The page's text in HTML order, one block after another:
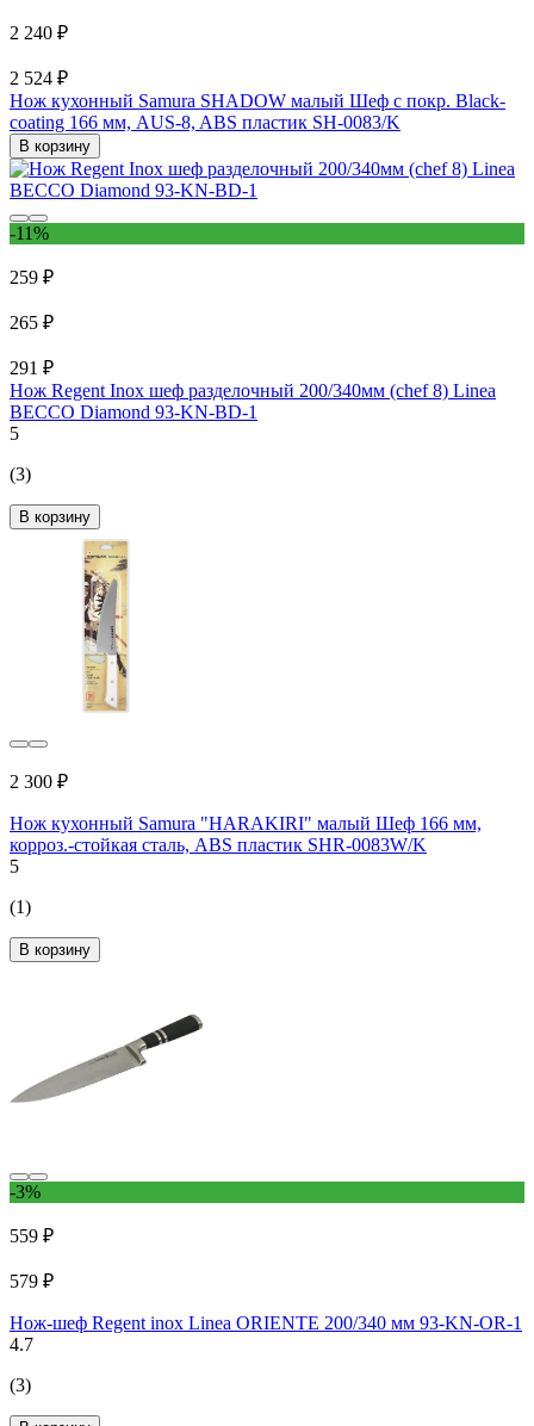
2 240 ₽
2 524 ₽
Нож кухонный Samura SHADOW малый Шеф с покр. Black-
coating 166 мм, AUS-8, ABS пластик SH-0083/K
В корзину
-11%
259 ₽
265 ₽
291 ₽
Нож Regent Inox шеф разделочный 200/340мм (chef 8) Linea
BECCO Diamond 93-KN-BD-1
5
(3)
В корзину
2 300 ₽
Нож кухонный Samura "HARAKIRI" малый Шеф 166 мм,
корроз.-стойкая сталь, ABS пластик SHR-0083W/K
5
(1)
В корзину
-3%
559 ₽
579 ₽
Нож-шеф Regent inox Linea ORIENTE 200/340 мм 93-KN-OR-1
4.7
(3)